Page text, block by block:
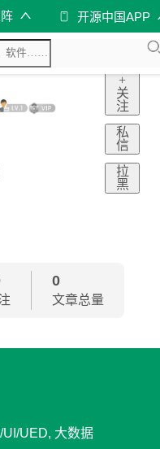
开源中国APP
+
关
注
私
信
拉
黑
0
文章总量
UED, 大数据